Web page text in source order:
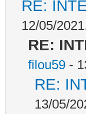
RE:
12/05/
RE:
filou59 -
RE:
13/05/